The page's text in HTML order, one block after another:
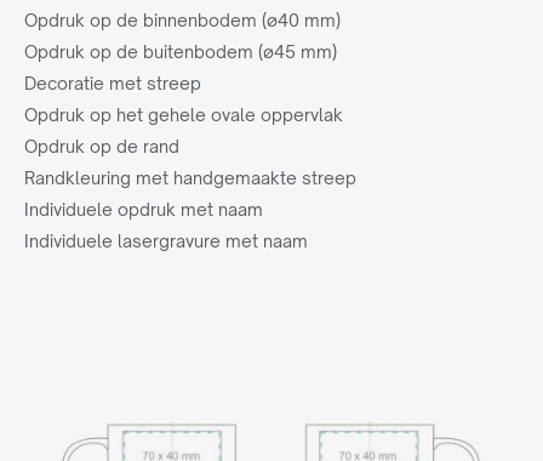
Opdruk op de binnenbodem (ø40 mm)
Opdruk op de buitenbodem (ø45 mm)
Decoratie met streep
Opdruk op het gehele ovale oppervlak
Opdruk op de rand
Randkleuring met handgemaakte streep
Individuele opdruk met naam
Individuele lasergravure met naam